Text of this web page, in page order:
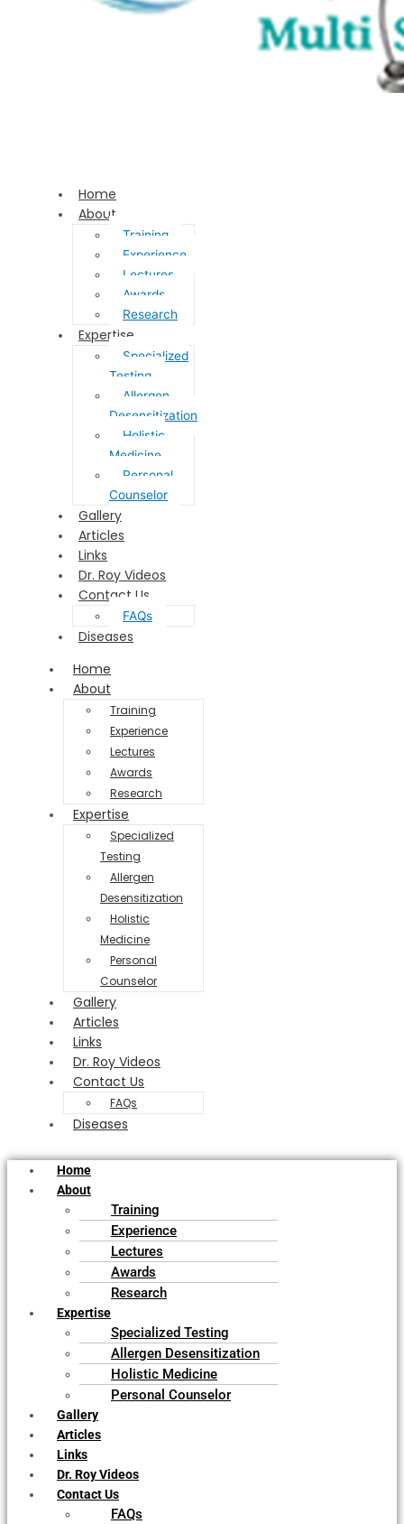
Home
About
Training
Experience
Lectures
Awards
Research
Expertise
Specialized
Testing
Allergen
Desensitization
Holistic
Medicine
Personal
Counselor
Gallery
Articles
Links
Dr. Roy Videos
Contact Us
FAQs
Diseases
Home
About
Training
Experience
Lectures
Awards
Research
Expertise
Specialized
Testing
Allergen
Desensitization
Holistic
Medicine
Personal
Counselor
Gallery
Articles
Links
Dr. Roy Videos
Contact Us
FAQs
Diseases
Home
About
Training
Experience
Lectures
Awards
Research
Expertise
Specialized Testing
Allergen Desensitization
Holistic Medicine
Personal Counselor
Gallery
Articles
Links
Dr. Roy Videos
Contact Us
FAQs